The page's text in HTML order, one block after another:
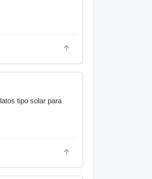
tipo solar para